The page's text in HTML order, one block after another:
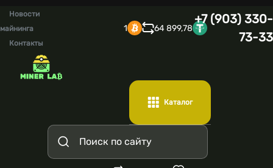
Новости
майнинга
Контакты
1 64 899,78
+7 (903) 330-
73-33
Каталог